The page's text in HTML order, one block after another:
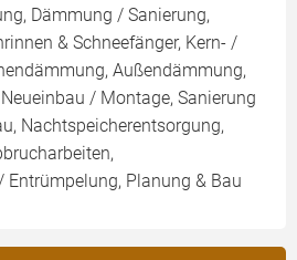
Dämmung / Sanierung,
& Schneefänger, Kern- /
Außendämmung,
/ Montage, Sanierung
Nachtspeicherentsorgung,
Planung & Bau